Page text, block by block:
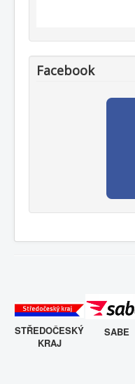
Facebook
STŘEDOČESKÝ
KRAJ
SABE